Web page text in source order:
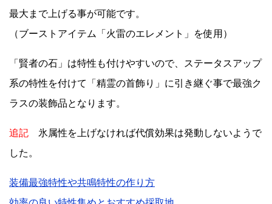
最大まで上げる事が可能です。
（ブーストアイテム「火雷のエレメント」を使用）
「賢者の石」は特性も付けやすいので、ステータスアップ
系の特性を付けて「精霊の首飾り」に引き継ぐ事で最強ク
ラスの装飾品となります。
追記 氷属性を上げなければ代償効果は発動しないようで
した。
装備最強特性や共鳴特性の作り方